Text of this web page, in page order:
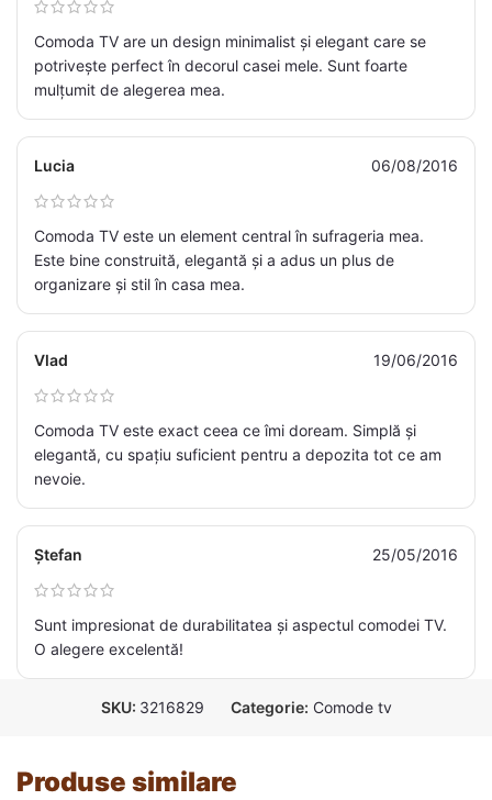
Comoda TV are un design minimalist și elegant care se
potrivește perfect în decorul casei mele. Sunt foarte
mulțumit de alegerea mea.
Lucia 06/08/2016
Comoda TV este un element central în sufrageria mea.
Este bine construită, elegantă și a adus un plus de
organizare și stil în casa mea.
Vlad 19/06/2016
Comoda TV este exact ceea ce îmi doream. Simplă și
elegantă, cu spațiu suficient pentru a depozita tot ce am
nevoie.
Ștefan 25/05/2016
Sunt impresionat de durabilitatea și aspectul comodei TV.
O alegere excelentă!
SKU: 3216829 Categorie: Comode tv
Produse similare